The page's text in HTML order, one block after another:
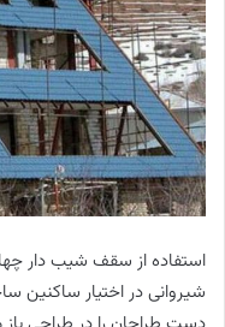
استفاده از سقف شیب دار
شیروانی در اختیار ساکنین